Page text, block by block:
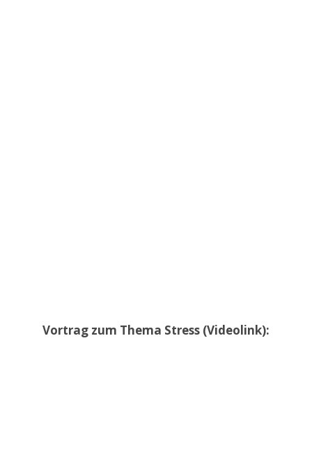
Vortrag zum Thema Stress (Videolink):